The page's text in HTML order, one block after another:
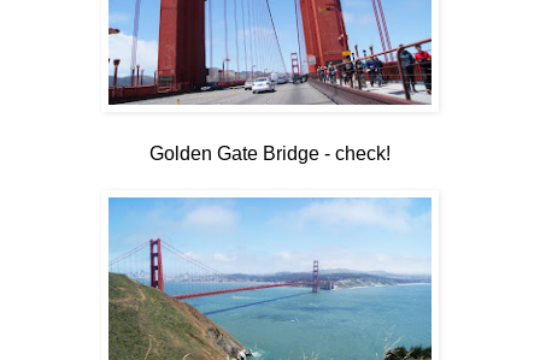
Golden Gate Bridge - check!